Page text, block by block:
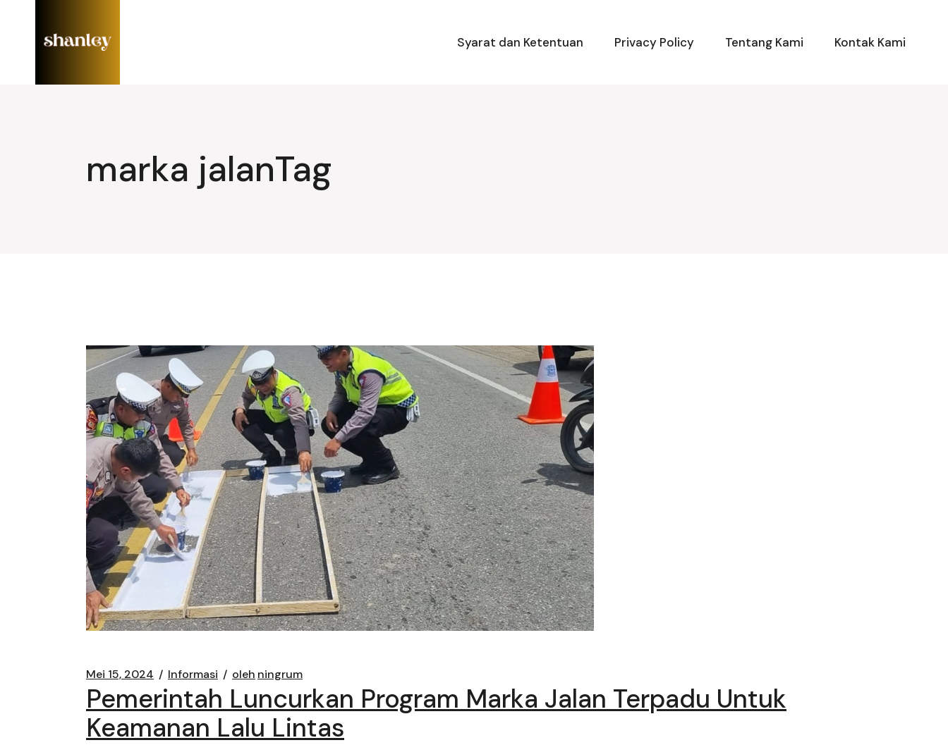
Syarat dan Ketentuan
Privacy Policy Tentang Kami Kontak Kami
marka jalanTag
Mei 15, 2024 Informasi oleh ningrum
Pemerintah Luncurkan Program Marka Jalan Terpadu Untuk
Keamanan Lalu Lintas